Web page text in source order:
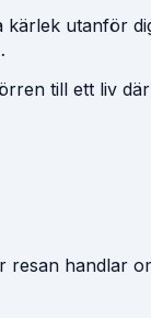
kärlek utanför
till ett liv
resan handlar